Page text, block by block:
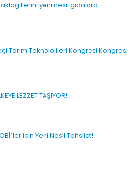
yeni nesil gıdalara
Tarım Teknolojileri Kongresi Kongresi
LEZZET TAŞIYOR!
için Yeni Nesil Tahsilat!